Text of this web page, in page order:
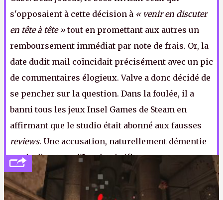
s'opposaient à cette décision à « venir en discuter
en tête à tête »tout en promettant aux autres un
remboursement immédiat par note de frais. Or, la
date dudit mail coïncidait précisément avec un pic
de commentaires élogieux. Valve a donc décidé de
se pencher sur la question. Dans la foulée, il a
banni tous les jeux Insel Games de Steam en
affirmant que le studio était abonné aux fausses
reviews. Une accusation, naturellement démentie
par le directeur d'Insel qui affirme que son
objectif était d'obtenir des critiques, bonnes
comme mauvaises. Mais bien sûr.
K.L.